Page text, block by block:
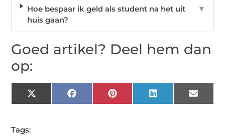
Hoe bespaar ik geld als student na het uit
huis gaan?
▼
Goed artikel? Deel hem dan
op:
X
(Twitter)
Facebook Pinterest LinkedIn Email
Tags: